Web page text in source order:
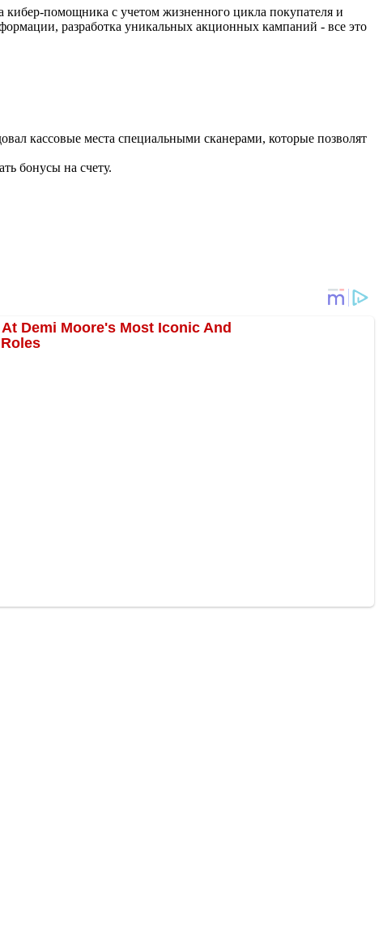
помощника с учетом жизненного цикла покупателя и
разработка уникальных акционных кампаний - все это
кассовые места специальными сканерами, которые позволят
бонусы на счету.